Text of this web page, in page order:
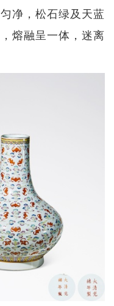
净，松石绿及天蓝
熔融呈一体，迷离